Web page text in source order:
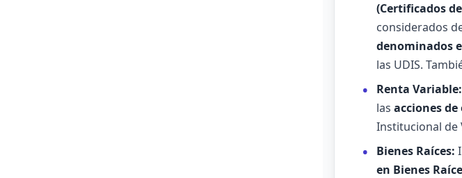
(Certificados
considerados
denominados
las UDIS.
Renta Variable:
las acciones
Institucional de
Bienes Raíces:
en Bienes